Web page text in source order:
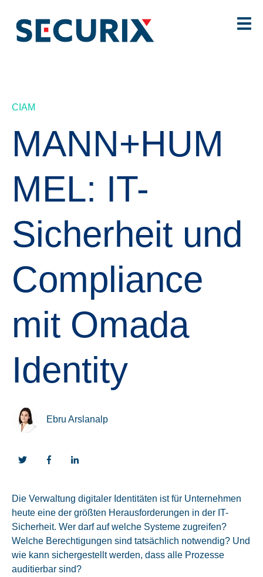
CIAM
MANN+HUM
MEL: IT-
Sicherheit und
Compliance
mit Omada
Identity
Ebru Arslanalp
Die Verwaltung digitaler Identitäten ist für Unternehmen
heute eine der größten Herausforderungen in der IT-
Sicherheit. Wer darf auf welche Systeme zugreifen?
Welche Berechtigungen sind tatsächlich notwendig? Und
wie kann sichergestellt werden, dass alle Prozesse
auditierbar sind?